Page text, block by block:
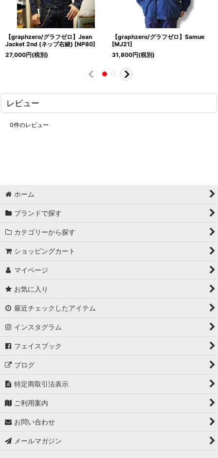
【graphzero/グラフゼロ】Jean
Jacket 2nd (ネップ右綾) [NP80]
27,000円(税別)
【graphzero/グラフゼロ】Samue
[MJ21]
31,800円(税別)
レビュー
0件のレビュー
ホーム
ブランドで探す
カテゴリーから探す
ショッピングカート
マイページ
お気に入り
最近チェックしたアイテム
インスタグラム
フェイスブック
ブログ
特定商取引法表示
ご利用案内
お問い合わせ
メールマガジン